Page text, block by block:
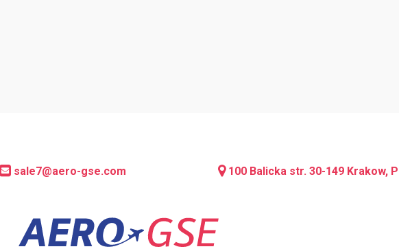
sale7@aero-gse.com 100 Balicka str. 30-149 Krakow,